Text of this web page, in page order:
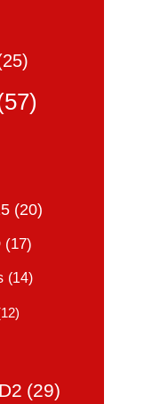
(20)
(17)
(14)
D2 (29)